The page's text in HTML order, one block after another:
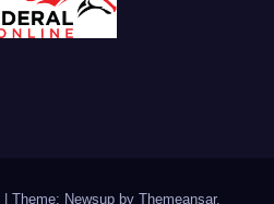
Theme: Newsup by Themeansar.